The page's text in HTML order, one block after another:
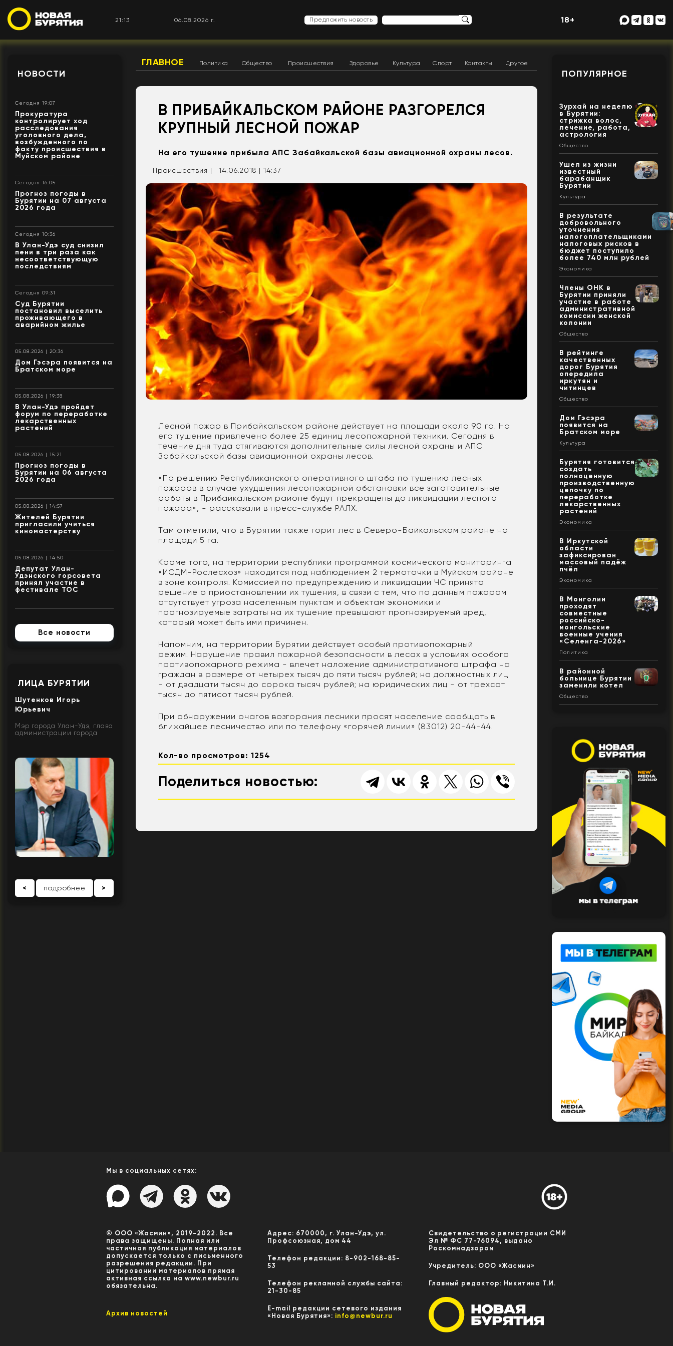
21:13 06.08.2026 г. Предложить новость 18+
НОВОСТИ
Сегодня 19:07
Прокуратура
контролирует ход
расследования
уголовного дела,
возбужденного по
факту происшествия в
Муйском районе
Сегодня 16:05
Прогноз погоды в
Бурятии на 07 августа
2026 года
Сегодня 10:36
В Улан-Удэ суд снизил
пени в три раза как
несоответствующую
последствиям
Сегодня 09:31
Суд Бурятии
постановил выселить
проживающего в
аварийном жилье
05.08.2026 | 20:36
Дом Гэсэра появится на
Братском море
05.08.2026 | 19:38
В Улан-Удэ пройдет
форум по переработке
лекарственных
растений
05.08.2026 | 15:21
Прогноз погоды в
Бурятии на 06 августа
2026 года
05.08.2026 | 14:57
Жителей Бурятии
пригласили учиться
киномастерству
05.08.2026 | 14:50
Депутат Улан-
Удэнского горсовета
принял участие в
фестивале ТОС
Все новости
ЛИЦА БУРЯТИИ
Шутенков Игорь
Юрьевич
Мэр города Улан-Удэ, глава
администрации города
< подробнее >
ГЛАВНОЕ Политика Общество Происшествия Здоровье Культура Спорт Контакты Другое
В ПРИБАЙКАЛЬСКОМ РАЙОНЕ РАЗГОРЕЛСЯ
КРУПНЫЙ ЛЕСНОЙ ПОЖАР
На его тушение прибыла АПС Забайкальской базы авиационной охраны лесов.
Происшествия | 14.06.2018 | 14:37
Лесной пожар в Прибайкальском районе действует на площади около 90 га. На
его тушение привлечено более 25 единиц лесопожарной техники. Сегодня в
течение дня туда стягиваются дополнительные силы лесной охраны и АПС
Забайкальской базы авиационной охраны лесов.
«По решению Республиканского оперативного штаба по тушению лесных
пожаров в случае ухудшения лесопожарной обстановки все заготовительные
работы в Прибайкальском районе будут прекращены до ликвидации лесного
пожара», - рассказали в пресс-службе РАЛХ.
Там отметили, что в Бурятии также горит лес в Северо-Байкальском районе на
площади 5 га.
Кроме того, на территории республики программой космического мониторинга
«ИСДМ-Рослесхоз» находится под наблюдением 2 термоточки в Муйском районе
в зоне контроля. Комиссией по предупреждению и ликвидации ЧС принято
решение о приостановлении их тушения, в связи с тем, что по данным пожарам
отсутствует угроза населенным пунктам и объектам экономики и
прогнозируемые затраты на их тушение превышают прогнозируемый вред,
который может быть ими причинен.
Напомним, на территории Бурятии действует особый противопожарный
режим. Нарушение правил пожарной безопасности в лесах в условиях особого
противопожарного режима - влечет наложение административного штрафа на
граждан в размере от четырех тысяч до пяти тысяч рублей; на должностных лиц
- от двадцати тысяч до сорока тысяч рублей; на юридических лиц - от трехсот
тысяч до пятисот тысяч рублей.
При обнаружении очагов возгорания лесники просят население сообщать в
ближайшее лесничество или по телефону «горячей линии» (83012) 20-44-44.
Кол-во просмотров: 1254
Поделиться новостью:
ПОПУЛЯРНОЕ
Зурхай на неделю
в Бурятии:
стрижка волос,
лечение, работа,
астрология
Общество
Ушел из жизни
известный
барабанщик
Бурятии
Культура
В результате
добровольного
уточнения
налогоплательщиками
налоговых рисков в
бюджет поступило
более 740 млн рублей
Экономика
Члены ОНК в
Бурятии приняли
участие в работе
административной
комиссии женской
колонии
Общество
В рейтинге
качественных
дорог Бурятия
опередила
иркутян и
читинцев
Общество
Дом Гэсэра
появится на
Братском море
Культура
Бурятия готовится
создать
полноценную
производственную
цепочку по
переработке
лекарственных
растений
Экономика
В Иркутской
области
зафиксирован
массовый падёж
пчёл
Экономика
В Монголии
проходят
совместные
российско-
монгольские
военные учения
«Селенга-2026»
Политика
В районной
больнице Бурятии
заменили котел
Общество
Мы в социальных сетях:
© ООО «Жасмин», 2019-2022. Все
права защищены. Полная или
частичная публикация материалов
допускается только с письменного
разрешения редакции. При
цитировании материалов прямая
активная ссылка на www.newbur.ru
обязательна.
Архив новостей
Адрес: 670000, г. Улан-Удэ, ул.
Профсоюзная, дом 44
Телефон редакции: 8-902-168-85-
53
Телефон рекламной службы сайта:
21-30-85
E-mail редакции сетевого издания
«Новая Бурятия»: info@newbur.ru
Свидетельство о регистрации СМИ
Эл № ФС 77-76094, выдано
Роскомнадзором
Учредитель: ООО «Жасмин»
Главный редактор: Никитина Т.И.